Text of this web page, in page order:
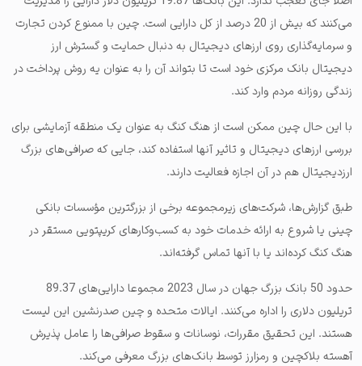
می‌کنند که بیش از 20 درصد از کل دارایی است. چین با ممنوع کردن تجارت
و سرمایه‌گذاری روی ارزهای دیجیتال به دنبال حمایت و گسترش ارز
دیجیتال بانک مرکزی خود است تا بتواند آن را به عنوان یه روش پرداخت در
زندگی روزانه مردم وارد کند.
با این حال چین ممکن است از هنگ کنگ به عنوان یک منطقه آزمایشی برای
بررسی ارزهای دیجیتال و تاثیر آنها استفاده کند، جایی که صرافی‌های بزرگ
ارزدیجیتال هم در آن اجازه فعالیت دارند.
طبق گزارش‌ها، شرکت‌های زیرمجموعه برخی از بزرگترین مؤسسات بانکی
چینی یا شروع به ارائه خدمات خود به کسب‌وکارهای کریپتویی مستقر در
هنگ کنگ کرده‌اند یا با آنها تماس گرفته‌اند.
حدود 50 بانک بزرگ جهان در سال 2023 مجموعا دارایی‌های 89.37
تریلیون دلاری را اداره می‌کنند. ایالات متحده و چین صدرنشین این لیست
هستند. این تحقیق مقررات، نوسانات و سقوط صرافی‌ها را عامل پذیرش
آهسته بلاکچین و رمزارز توسط بانک‌های بزرگ معرفی می‌کند.